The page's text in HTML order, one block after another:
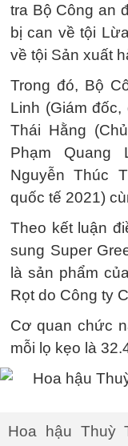
tra Bộ Công an
bị can về tội
về tội Sản xuất
Trong đó, Bộ
Linh (Giám
Thái Hằng
Phạm Quang
Nguyễn Thúc
quốc tế 2021)
Theo kết luận
sung Super
là sản phẩm
Rọt do Công ty
Cơ quan chức
mỗi lọ kẹo là
Hoa hậu Thuỳ